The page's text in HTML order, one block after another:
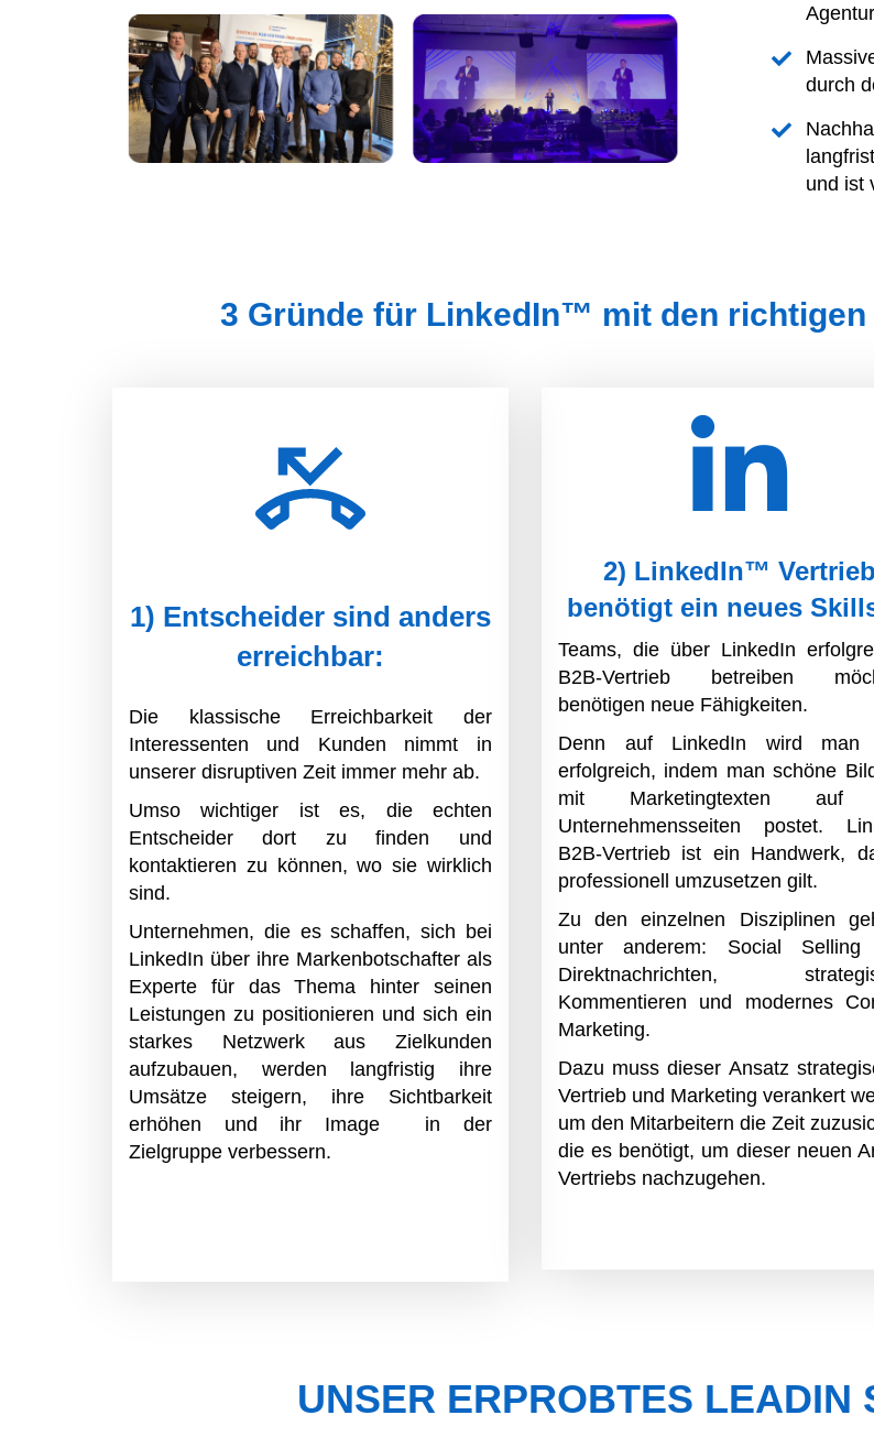
durch
und ist
3 Gründe für LinkedIn™ mit den richtigen
1) Entscheider sind anders
erreichbar:
Die klassische Erreichbarkeit der
Interessenten und Kunden nimmt in
unserer disruptiven Zeit immer mehr ab.
Umso wichtiger ist es, die echten
Entscheider dort zu finden und
kontaktieren zu können, wo sie wirklich
sind.
Unternehmen, die es schaffen, sich bei
LinkedIn über ihre Markenbotschafter als
Experte für das Thema hinter seinen
Leistungen zu positionieren und sich ein
starkes Netzwerk aus Zielkunden
aufzubauen, werden langfristig ihre
Umsätze steigern, ihre Sichtbarkeit
erhöhen und ihr Image in der
Zielgruppe verbessern.
2) LinkedIn™ Vertrieb
benötigt ein neues
Teams, die über LinkedIn
B2B-Vertrieb betreiben
benötigen neue Fähigkeiten.
Denn auf LinkedIn wird man
erfolgreich, indem man schöne
mit Marketingtexten auf
Unternehmensseiten postet.
B2B-Vertrieb ist ein Handwerk,
professionell umzusetzen gilt.
Zu den einzelnen Disziplinen
unter anderem: Social Selling
Direktnachrichten,
Kommentieren und modernes
Marketing.
Dazu muss dieser Ansatz
Vertrieb und Marketing verankert
um den Mitarbeitern die Zeit
die es benötigt, um dieser neuen
Vertriebs nachzugehen.
UNSER ERPROBTES LEADIN